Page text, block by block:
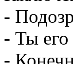
-
- Ты его